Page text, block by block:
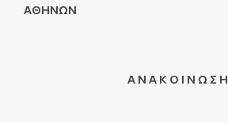
ΑΘΗΝΩΝ
Α Ν Α Κ Ο Ι Ν Ω Σ Η